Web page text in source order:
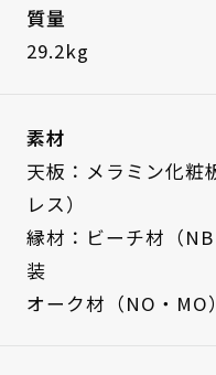
質量
29.2kg
素材
天板：メラミン化粧
レス）
縁材：ビーチ材（
装
オーク材（NO・MO